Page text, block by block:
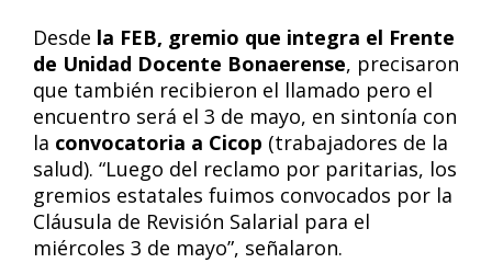
Desde la FEB, gremio que integra el Frente
de Unidad Docente Bonaerense, precisaron
que también recibieron el llamado pero el
encuentro será el 3 de mayo, en sintonía con
la convocatoria a Cicop (trabajadores de la
salud). “Luego del reclamo por paritarias, los
gremios estatales fuimos convocados por la
Cláusula de Revisión Salarial para el
miércoles 3 de mayo”, señalaron.